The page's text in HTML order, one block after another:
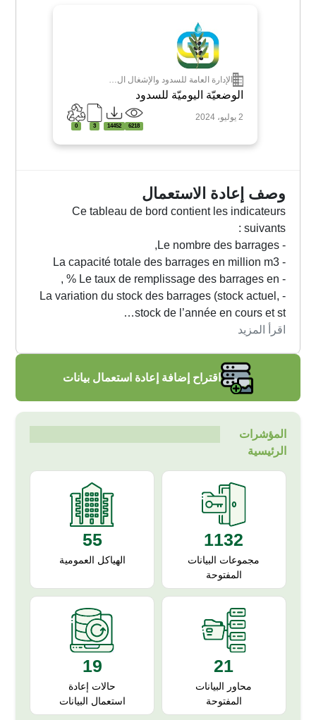
الإدارة العامة للسدود والإشغال ال…
الوضعيّة اليوميّة للسدود
2 يوليو، 2024
6218
14452
3
0
وصف إعادة الاستعمال
Ce tableau de bord contient les indicateurs
suivants :
- Le nombre des barrages,
- La capacité totale des barrages en million m3
- Le taux de remplissage des barrages en % ,
- La variation du stock des barrages (stock actuel,
stock de l’année en cours et st…
اقرأ المزيد
اقتراح إضافة إعادة استعمال بيانات
المؤشرات
الرئيسية
1132
مجموعات البيانات
المفتوحة
55
الهياكل العمومية
21
محاور البيانات
المفتوحة
19
حالات إعادة
استعمال البيانات